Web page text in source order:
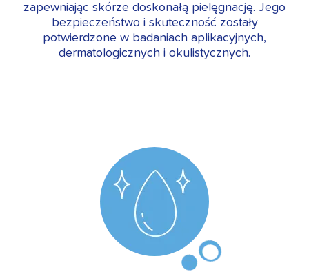
zapewniając skórze doskonałą pielęgnację. Jego
bezpieczeństwo i skuteczność zostały
potwierdzone w badaniach aplikacyjnych,
dermatologicznych i okulistycznych.